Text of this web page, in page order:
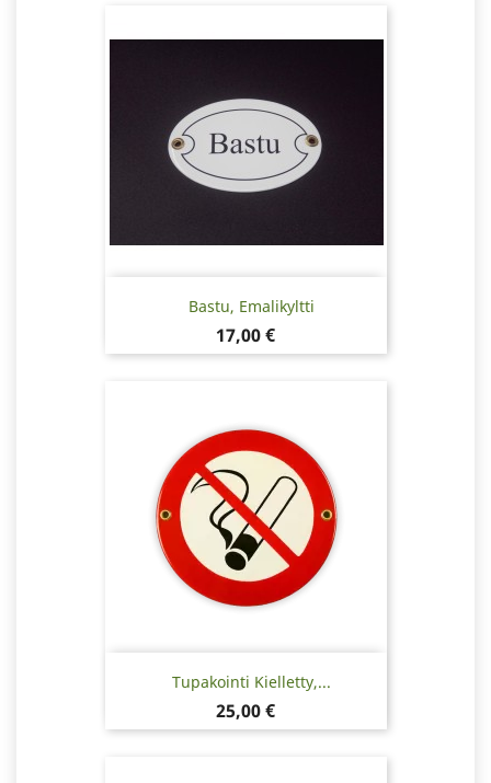
Bastu, Emalikyltti
Hinta
17,00 €
Tupakointi Kielletty,...
Hinta
25,00 €